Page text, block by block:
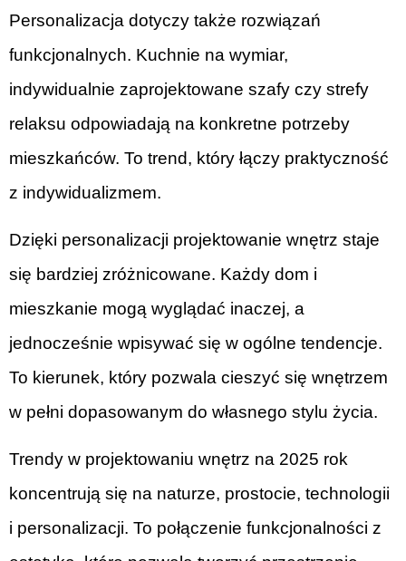
Personalizacja dotyczy także rozwiązań
funkcjonalnych. Kuchnie na wymiar,
indywidualnie zaprojektowane szafy czy strefy
relaksu odpowiadają na konkretne potrzeby
mieszkańców. To trend, który łączy praktyczność
z indywidualizmem.
Dzięki personalizacji projektowanie wnętrz staje
się bardziej zróżnicowane. Każdy dom i
mieszkanie mogą wyglądać inaczej, a
jednocześnie wpisywać się w ogólne tendencje.
To kierunek, który pozwala cieszyć się wnętrzem
w pełni dopasowanym do własnego stylu życia.
Trendy w projektowaniu wnętrz na 2025 rok
koncentrują się na naturze, prostocie, technologii
i personalizacji. To połączenie funkcjonalności z